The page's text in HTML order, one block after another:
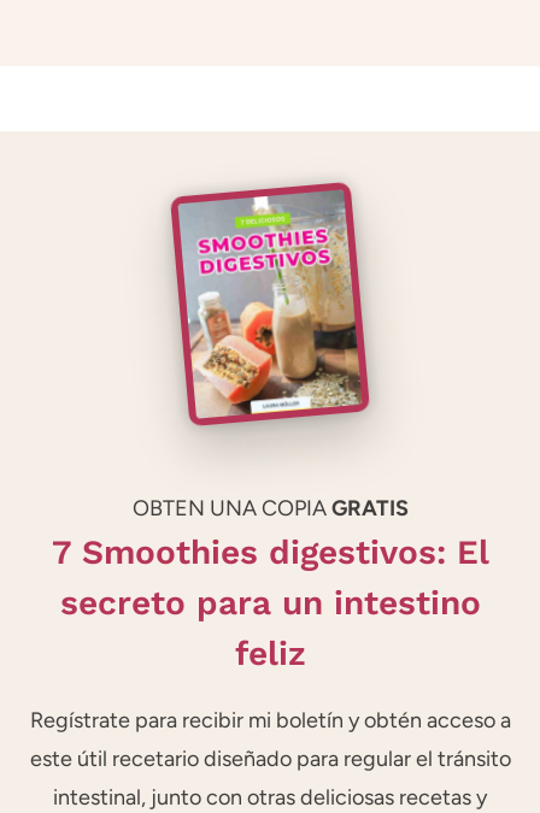
OBTEN UNA COPIAGRATIS
7 Smoothies digestivos: El
secreto para un intestino
feliz
Regístrate para recibir mi boletín y obtén acceso a
este útil recetario diseñado para regular el tránsito
intestinal, junto con otras deliciosas recetas y